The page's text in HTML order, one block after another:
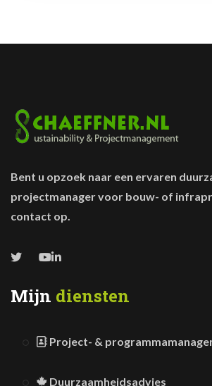
Bent u opzoek naar een ervaren
projectmanager voor bouw- of
contact op.
Mijn diensten
Project- &
Duurzaamheidsadvies